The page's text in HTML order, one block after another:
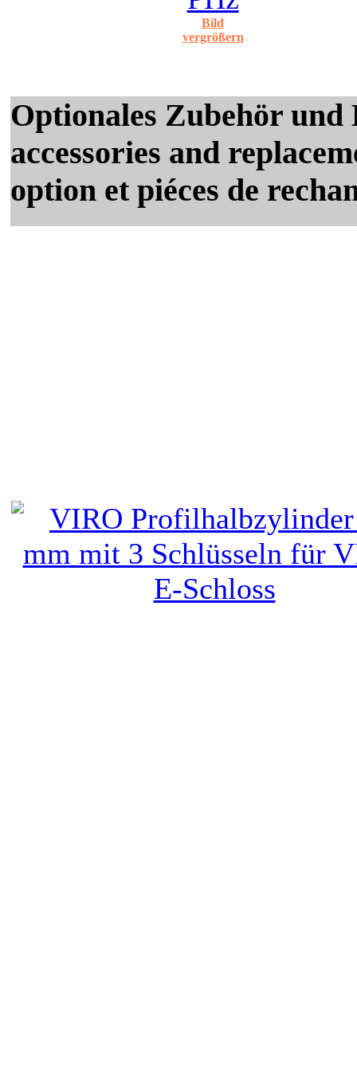
Bild
vergrößern
Optionales Zubehör
accessories and
option et piéces de